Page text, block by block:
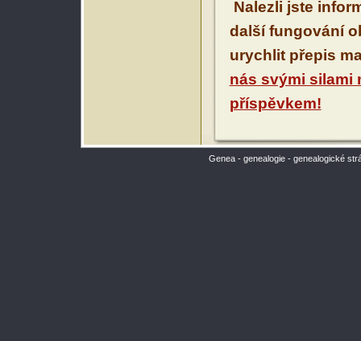
Nalezli jste
další fungování
urychlit přepis
nás svými silami
příspěvkem!
Genea - genealogie - genealogické